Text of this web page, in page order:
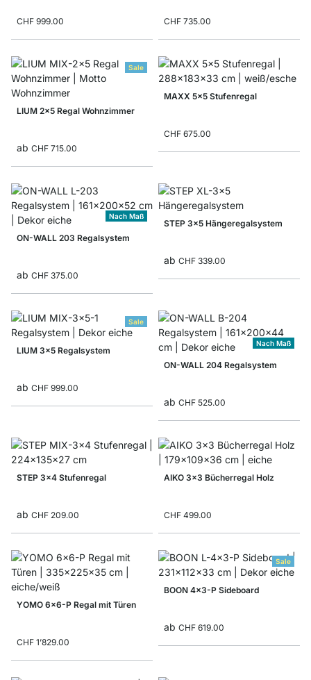
CHF 999.00 CHF 735.00
Sale
LIUM 2x5 Regal Wohnzimmer
ab CHF 715.00
MAXX 5x5 Stufenregal
CHF 675.00
Nach Maß
ON-WALL 203 Regalsystem
ab CHF 375.00
STEP 3x5 Hängeregalsystem
ab CHF 339.00
Sale
LIUM 3x5 Regalsystem
ab CHF 999.00
Nach Maß
ON-WALL 204 Regalsystem
ab CHF 525.00
STEP 3x4 Stufenregal
ab CHF 209.00
AIKO 3x3 Bücherregal Holz
CHF 499.00
YOMO 6x6-P Regal mit Türen
CHF 1’829.00
Sale
BOON 4x3-P Sideboard
ab CHF 619.00